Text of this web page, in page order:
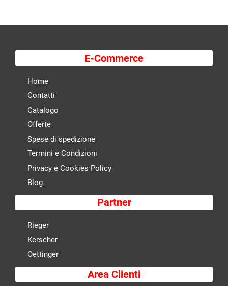
E-Commerce
Home
Contatti
Catalogo
Offerte
Spese di spedizione
Termini e Condizioni
Privacy e Cookies Policy
Blog
Partner
Rieger
Kerscher
Oettinger
Area Clienti